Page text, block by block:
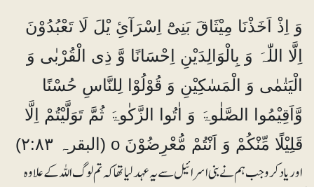
وَ اِذْ اَخَذْنَا مِیْثَاقَ بَنِیْٓ اِسْرَآئِ یْلَ لَا تَعْبُدُوْنَ
اِلَّا اللّٰہَ وَ بِالْوَالِدَیْنِ اِحْسَانًا وَّ ذِی الْقُرْبٰی وَ
الْیَتٰمٰی وَ الْمَسٰکِیْنِ وَ قُوْلُوْا لِلنَّاسِ حُسْنًا
وَّاَقِیْمُوا الصَّلٰوۃَ وَ اٰتُوا الزَّکٰوۃَ ثُمَّ تَوَلَّیْتُمْ اِلَّا
قَلِیْلًا مِّنْکُمْ وَ اَنْتُمْ مُّعْرِضُوْنَ o (البقرہ ۲:۸۳)
اور یادکرو جب ہم نے بنی اسرائیل سے یہ عہدلیا تھا کہ تم لوگ اللہ کے علاوہ